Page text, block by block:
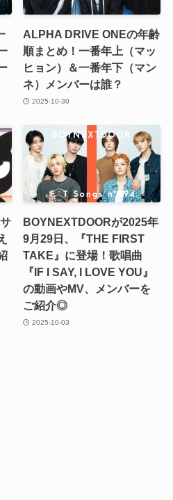
ALPHA DRIVE ONEの年齢
順まとめ！一番年上（マッ
ヒョン）＆一番年下（マン
ネ）メンバーは誰？
2025-10-30
BOYNEXTDOORが2025年
9月29日、『THE FIRST
TAKE』に登場！歌唱曲
『IF I SAY, I LOVE YOU』
の動画やMV、メンバーを
ご紹介◎
2025-10-03